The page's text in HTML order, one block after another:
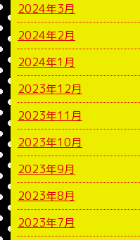
2024年3月
2024年2月
2024年1月
2023年12月
2023年11月
2023年10月
2023年9月
2023年8月
2023年7月